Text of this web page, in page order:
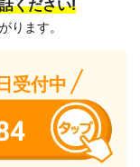
ください!
ります。
受付中